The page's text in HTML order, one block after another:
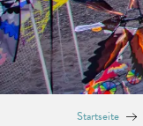
Startseite